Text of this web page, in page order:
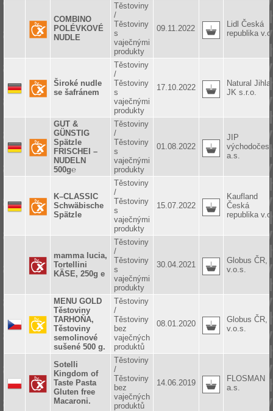
COMBINO
POLÉVKOVÉ
NUDLE
Těstoviny
/
Těstoviny
s
vaječnými
produkty
09.11.2022
Lidl Česká
republika
Široké nudle
se šafránem
Těstoviny
/
Těstoviny
s
vaječnými
produkty
17.10.2022
Natural
JK s.r.o.
GUT &
GÜNSTIG
Spätzle
FRISCHEI –
NUDELN
500g℮
Těstoviny
/
Těstoviny
s
vaječnými
produkty
01.08.2022
JIP
a.s.
K–CLASSIC
Schwäbische
Spätzle
Těstoviny
/
Těstoviny
s
vaječnými
produkty
15.07.2022
Kaufland
Česká
republika
mamma lucia,
Tortellini
KÄSE, 250g e
Těstoviny
/
Těstoviny
s
vaječnými
produkty
30.04.2021
Globus ČR,
v.o.s.
MENU GOLD
Těstoviny
TARHOŇA,
Těstoviny
semolinové
sušené 500 g.
Těstoviny
/
Těstoviny
bez
vaječných
produktů
08.01.2020
Globus ČR,
v.o.s.
Sotelli
Kingdom of
Taste Pasta
Gluten free
Macaroni.
Těstoviny
/
Těstoviny
bez
vaječných
produktů
14.06.2019
FLOSMAN
a.s.